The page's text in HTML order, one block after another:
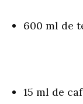
600 ml de
15 ml de